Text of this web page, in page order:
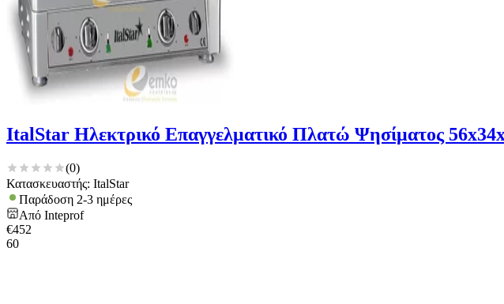
ItalStar Ηλεκτρικό Επαγγελματικό Πλατώ Ψησίματος
(0)
Κατασκευαστής: ItalStar
Παράδοση 2-3 ημέρες
Από Inteprof
€452
60